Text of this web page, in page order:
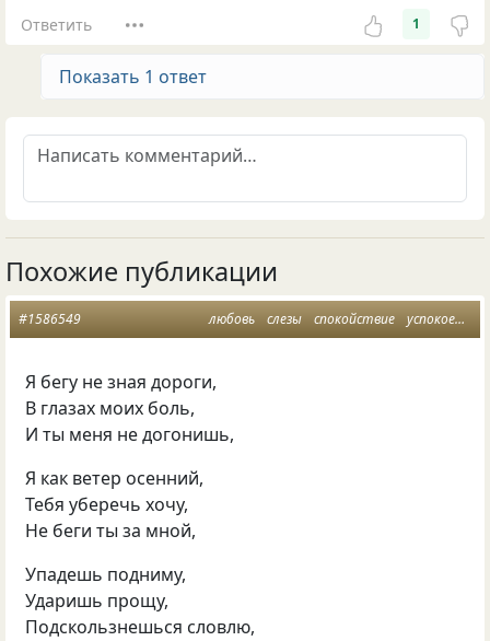
Ответить 1
Показать 1 ответ
Похожие публикации
любовь слезы спокойствие успокоение
#1586549
Я бегу не зная дороги,
В глазах моих боль,
И ты меня не догонишь,
Я как ветер осенний,
Тебя уберечь хочу,
Не беги ты за мной,
Упадешь подниму,
Ударишь прощу,
Подскользнешься словлю,